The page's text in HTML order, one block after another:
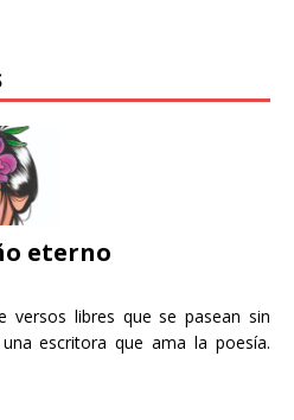
eterno
versos libres que se pasean sin
escritora que ama la poesía.